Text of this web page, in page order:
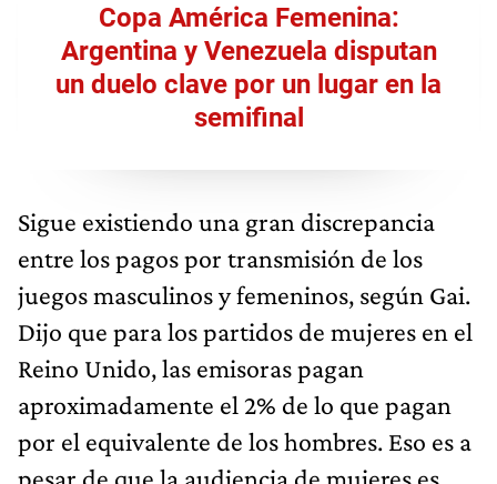
Copa América Femenina:
Argentina y Venezuela disputan
un duelo clave por un lugar en la
semifinal
Sigue existiendo una gran discrepancia
entre los pagos por transmisión de los
juegos masculinos y femeninos, según Gai.
Dijo que para los partidos de mujeres en el
Reino Unido, las emisoras pagan
aproximadamente el 2% de lo que pagan
por el equivalente de los hombres. Eso es a